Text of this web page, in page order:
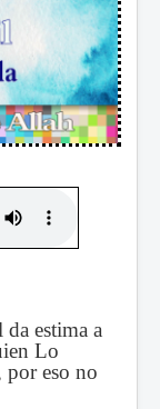
estima a
Lo
por eso no